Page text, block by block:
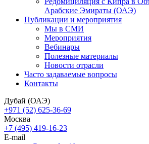
Арабские Эмираты (ОАЭ)
Публикации и мероприятия
Мы в СМИ
Мероприятия
Вебинары
Полезные материалы
Новости отрасли
Часто задаваемые вопросы
Контакты
Дубай (ОАЭ)
+971 (52) 625-36-69
Москва
+7 (495) 419-16-23
E-mail